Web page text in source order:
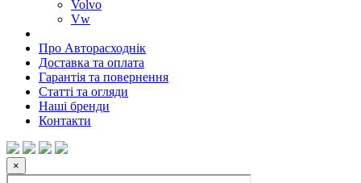
Volvo
Vw
Про Авторасходнік
Доставка та оплата
Гарантія та повернення
Статті та огляди
Наші бренди
Контакти
×